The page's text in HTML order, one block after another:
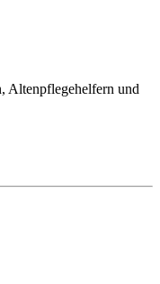
Altenpflegehelfern und